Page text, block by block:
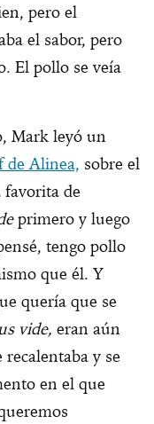
pero el
el sabor, pero
El pollo se veía
Mark leyó un
de Alinea, sobre el
de
primero y luego
tengo pollo
que él. Y
quería que se
vide, eran aún
recalentaba y se
en el que